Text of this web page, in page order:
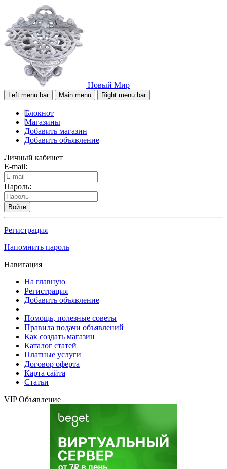
Новый Мир
Left menu bar Main menu Right menu bar
Блокнот
Магазины
Добавить магазин
Добавить объявление
Личный кабинет
E-mail:
Пароль:
Войти
Регистрация
Напомнить пароль
Навигация
На главную
Регистрация
Добавить объявление
Помощь, полезные советы
Правила подачи объявлений
Как создать магазин
Каталог статей
Платные услуги
Договор оферта
Карта сайта
Статьи
VIP Объявление